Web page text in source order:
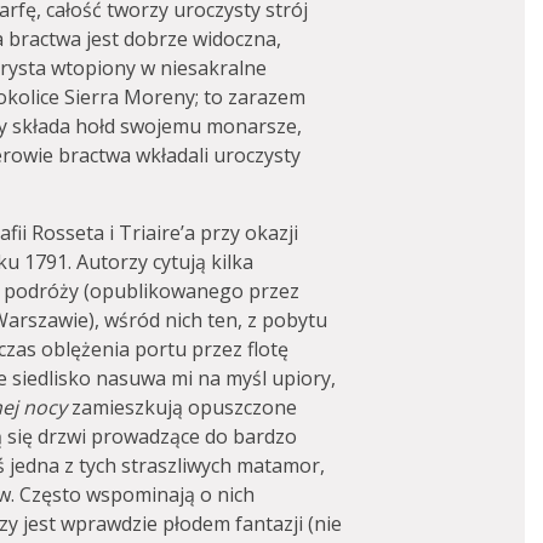
całość tworzy uroczysty strój
bractwa jest dobrze widoczna,
wtopiony w niesakralne
Sierra Moreny; to zarazem
hołd swojemu monarsze,
bractwa wkładali uroczysty
Rosseta i Triaire’a przy okazji
1791. Autorzy cytują kilka
(opublikowanego przez
wśród nich ten, z pobytu
oblężenia portu przez flotę
siedlisko nasuwa mi na myśl upiory,
nocyzamieszkują opuszczone
drzwi prowadzące do bardzo
jedna z tych straszliwych matamor,
Często wspominają o nich
jest wprawdzie płodem fantazji (nie